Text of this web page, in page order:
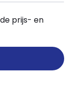
prijs- en